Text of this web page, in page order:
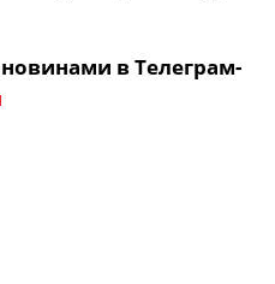
в Телеграм-